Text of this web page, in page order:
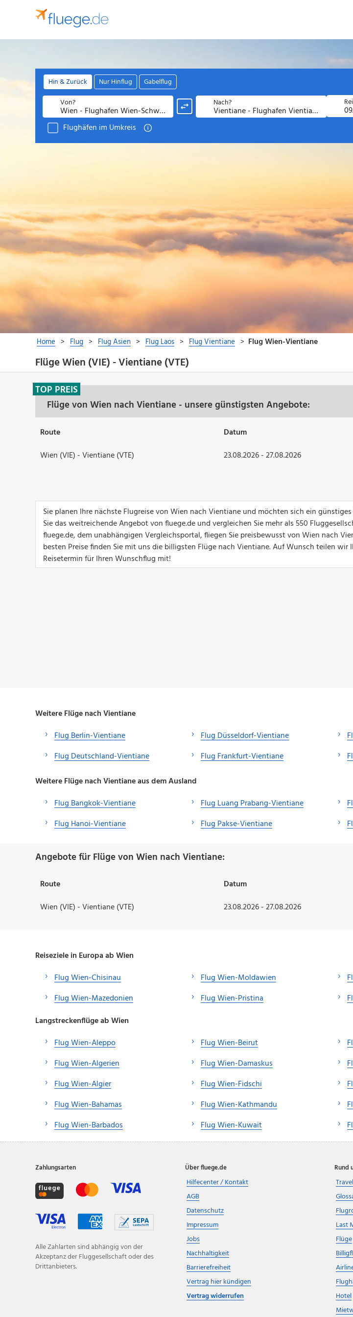
Flüge Wien (VIE) - Vientiane (VTE)
Flüge von Wien nach Vientiane - unsere günstigsten Angebote:
TOP PREIS
Route Datum
Wien (VIE) - Vientiane (VTE)
23.08.2026 - 27.08.2026
Sie planen Ihre nächste Flugreise von Wien nach Vientiane und möchten sich ein
Sie das weitreichende Angebot von fluege.de und vergleichen Sie mehr als 550
fluege.de, dem unabhängigen Vergleichsportal, fliegen Sie preisbewusst von Wien nach
besten Preise finden Sie mit uns die billigsten Flüge nach Vientiane. Auf Wunsch teilen
Reisetermin für Ihren Wunschflug mit!
Weitere Flüge nach Vientiane
Flug Berlin-Vientiane
Flug Deutschland-Vientiane
Flug Düsseldorf-Vientiane
Flug Frankfurt-Vientiane
Weitere Flüge nach Vientiane aus dem Ausland
Flug Bangkok-Vientiane
Flug Hanoi-Vientiane
Flug Luang Prabang-Vientiane
Flug Pakse-Vientiane
Angebote für Flüge von Wien nach Vientiane:
Route Datum
Wien (VIE) - Vientiane (VTE)
23.08.2026 - 27.08.2026
Reiseziele in Europa ab Wien
Flug Wien-Chisinau
Flug Wien-Mazedonien
Flug Wien-Moldawien
Flug Wien-Pristina
Langstreckenflüge ab Wien
Flug Wien-Aleppo
Flug Wien-Algerien
Flug Wien-Algier
Flug Wien-Bahamas
Flug Wien-Barbados
Flug Wien-Beirut
Flug Wien-Damaskus
Flug Wien-Fidschi
Flug Wien-Kathmandu
Flug Wien-Kuwait